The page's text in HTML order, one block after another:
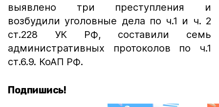
выявлено три преступления и
возбудили уголовные дела по ч.1 и ч. 2
ст.228 УК РФ, составили семь
административных протоколов по ч.1
ст.6.9. КоАП РФ.
Подпишись!